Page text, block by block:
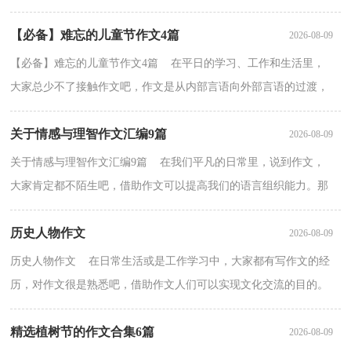
力、想象力、思考力和记忆力的重要手段。你知道作文...
【必备】难忘的儿童节作文4篇 2026-08-09
【必备】难忘的儿童节作文4篇 在平日的学习、工作和生活里，
大家总少不了接触作文吧，作文是从内部言语向外部言语的过渡，
即从经过压缩的简要的、自己能明白的语言，向开展的、...
关于情感与理智作文汇编9篇 2026-08-09
关于情感与理智作文汇编9篇 在我们平凡的日常里，说到作文，
大家肯定都不陌生吧，借助作文可以提高我们的语言组织能力。那
要怎么写好作文呢？以下是小编帮大家整理的情感与理智...
历史人物作文 2026-08-09
历史人物作文 在日常生活或是工作学习中，大家都有写作文的经
历，对作文很是熟悉吧，借助作文人们可以实现文化交流的目的。
写起作文来就毫无头绪？以下是小编收集整理的历史人物...
精选植树节的作文合集6篇 2026-08-09